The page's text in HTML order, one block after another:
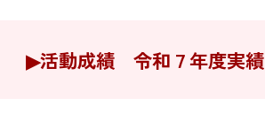
▶︎活動成績 令和７年度実績